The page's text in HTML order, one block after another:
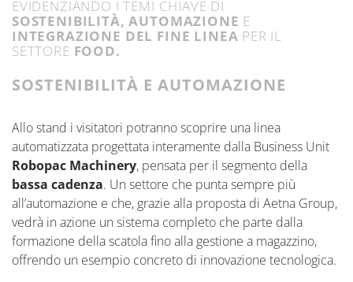
EVIDENZIANDO I TEMI CHIAVE DI
SOSTENIBILITÀ, AUTOMAZIONE E
INTEGRAZIONE DEL FINE LINEA PER IL
SETTORE FOOD.
SOSTENIBILITÀ E AUTOMAZIONE
Allo stand i visitatori potranno scoprire una linea
automatizzata progettata interamente dalla Business Unit
Robopac Machinery, pensata per il segmento della
bassa cadenza. Un settore che punta sempre più
all’automazione e che, grazie alla proposta di Aetna Group,
vedrà in azione un sistema completo che parte dalla
formazione della scatola fino alla gestione a magazzino,
offrendo un esempio concreto di innovazione tecnologica.